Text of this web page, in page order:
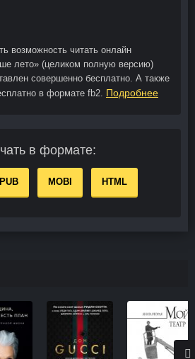
возможность читать онлайн
лето» (целиком полную версию)
совершенно бесплатно. А также
в формате fb2. Подробнее
в формате:
MOBI HTML